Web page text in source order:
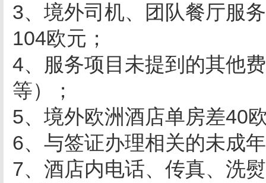
3、境外司机、团队餐厅服
104欧元；
4、服务项目未提到的其他
等）；
5、境外欧洲酒店单房差40
6、与签证办理相关的未成
7、酒店内电话、传真、洗